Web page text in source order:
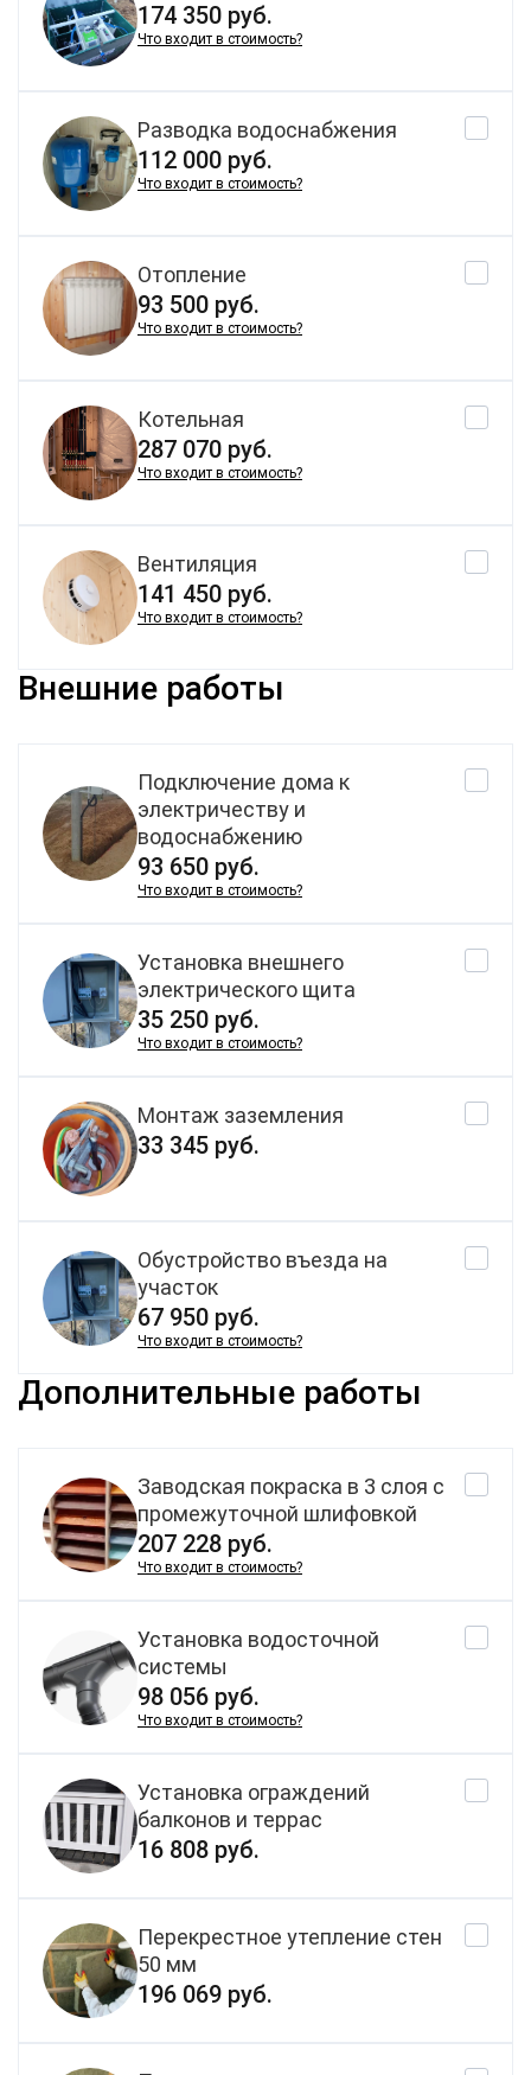
174 350 руб.
Что входит в стоимость?
Разводка водоснабжения
112 000 руб.
Что входит в стоимость?
Отопление
93 500 руб.
Что входит в стоимость?
Котельная
287 070 руб.
Что входит в стоимость?
Вентиляция
141 450 руб.
Что входит в стоимость?
Внешние работы
Подключение дома к
электричеству и
водоснабжению
93 650 руб.
Что входит в стоимость?
Установка внешнего
электрического щита
35 250 руб.
Что входит в стоимость?
Монтаж заземления
33 345 руб.
Обустройство въезда на
участок
67 950 руб.
Что входит в стоимость?
Дополнительные работы
Заводская покраска в 3 слоя с
промежуточной шлифовкой
207 228 руб.
Что входит в стоимость?
Установка водосточной
системы
98 056 руб.
Что входит в стоимость?
Установка ограждений
балконов и террас
16 808 руб.
Перекрестное утепление стен
50 мм
196 069 руб.